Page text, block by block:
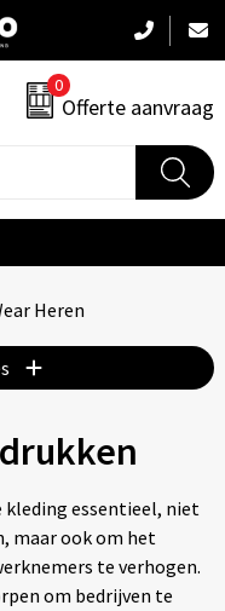
0
Offerte aanvraag
Heren
kleding essentieel, niet
maar ook om het
te verhogen.
om bedrijven te